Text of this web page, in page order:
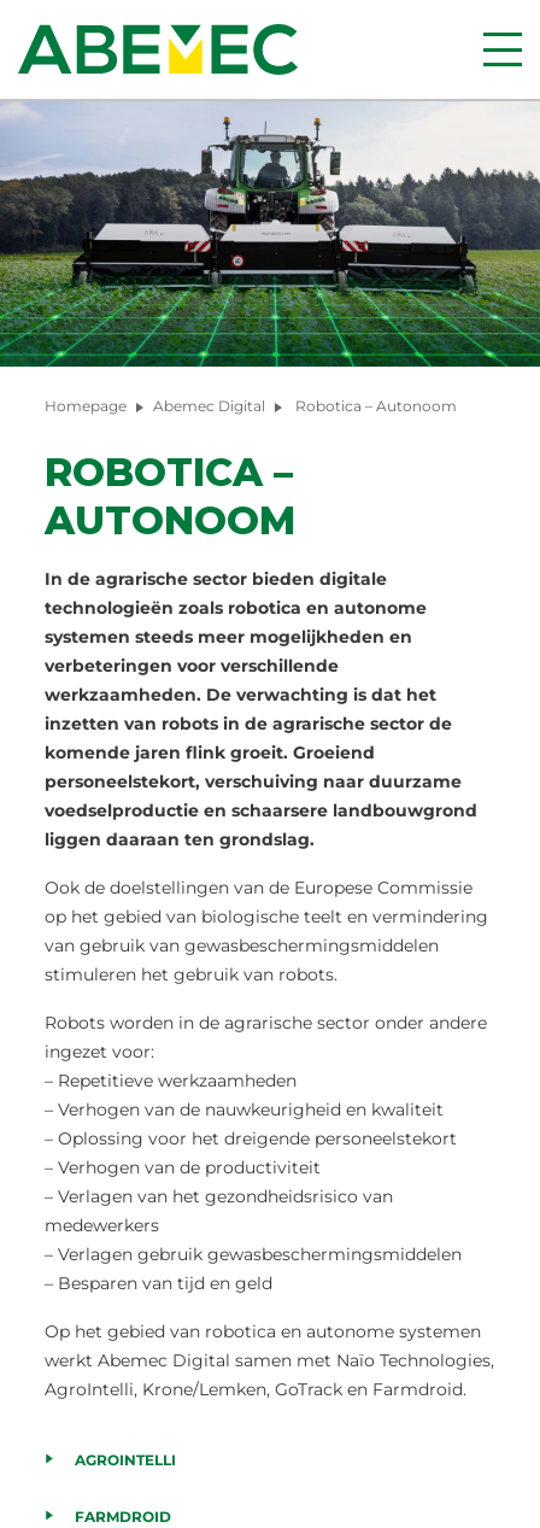
Homepage Abemec Digital Robotica – Autonoom
ROBOTICA –
AUTONOOM
In de agrarische sector bieden digitale
technologieën zoals robotica en autonome
systemen steeds meer mogelijkheden en
verbeteringen voor verschillende
werkzaamheden. De verwachting is dat het
inzetten van robots in de agrarische sector de
komende jaren flink groeit. Groeiend
personeelstekort, verschuiving naar duurzame
voedselproductie en schaarsere landbouwgrond
liggen daaraan ten grondslag.
Ook de doelstellingen van de Europese Commissie
op het gebied van biologische teelt en vermindering
van gebruik van gewasbeschermingsmiddelen
stimuleren het gebruik van robots.
Robots worden in de agrarische sector onder andere
ingezet voor:
– Repetitieve werkzaamheden
– Verhogen van de nauwkeurigheid en kwaliteit
– Oplossing voor het dreigende personeelstekort
– Verhogen van de productiviteit
– Verlagen van het gezondheidsrisico van
medewerkers
– Verlagen gebruik gewasbeschermingsmiddelen
– Besparen van tijd en geld
Op het gebied van robotica en autonome systemen
werkt Abemec Digital samen met Naïo Technologies,
AgroIntelli, Krone/Lemken, GoTrack en Farmdroid.
AGROINTELLI
FARMDROID